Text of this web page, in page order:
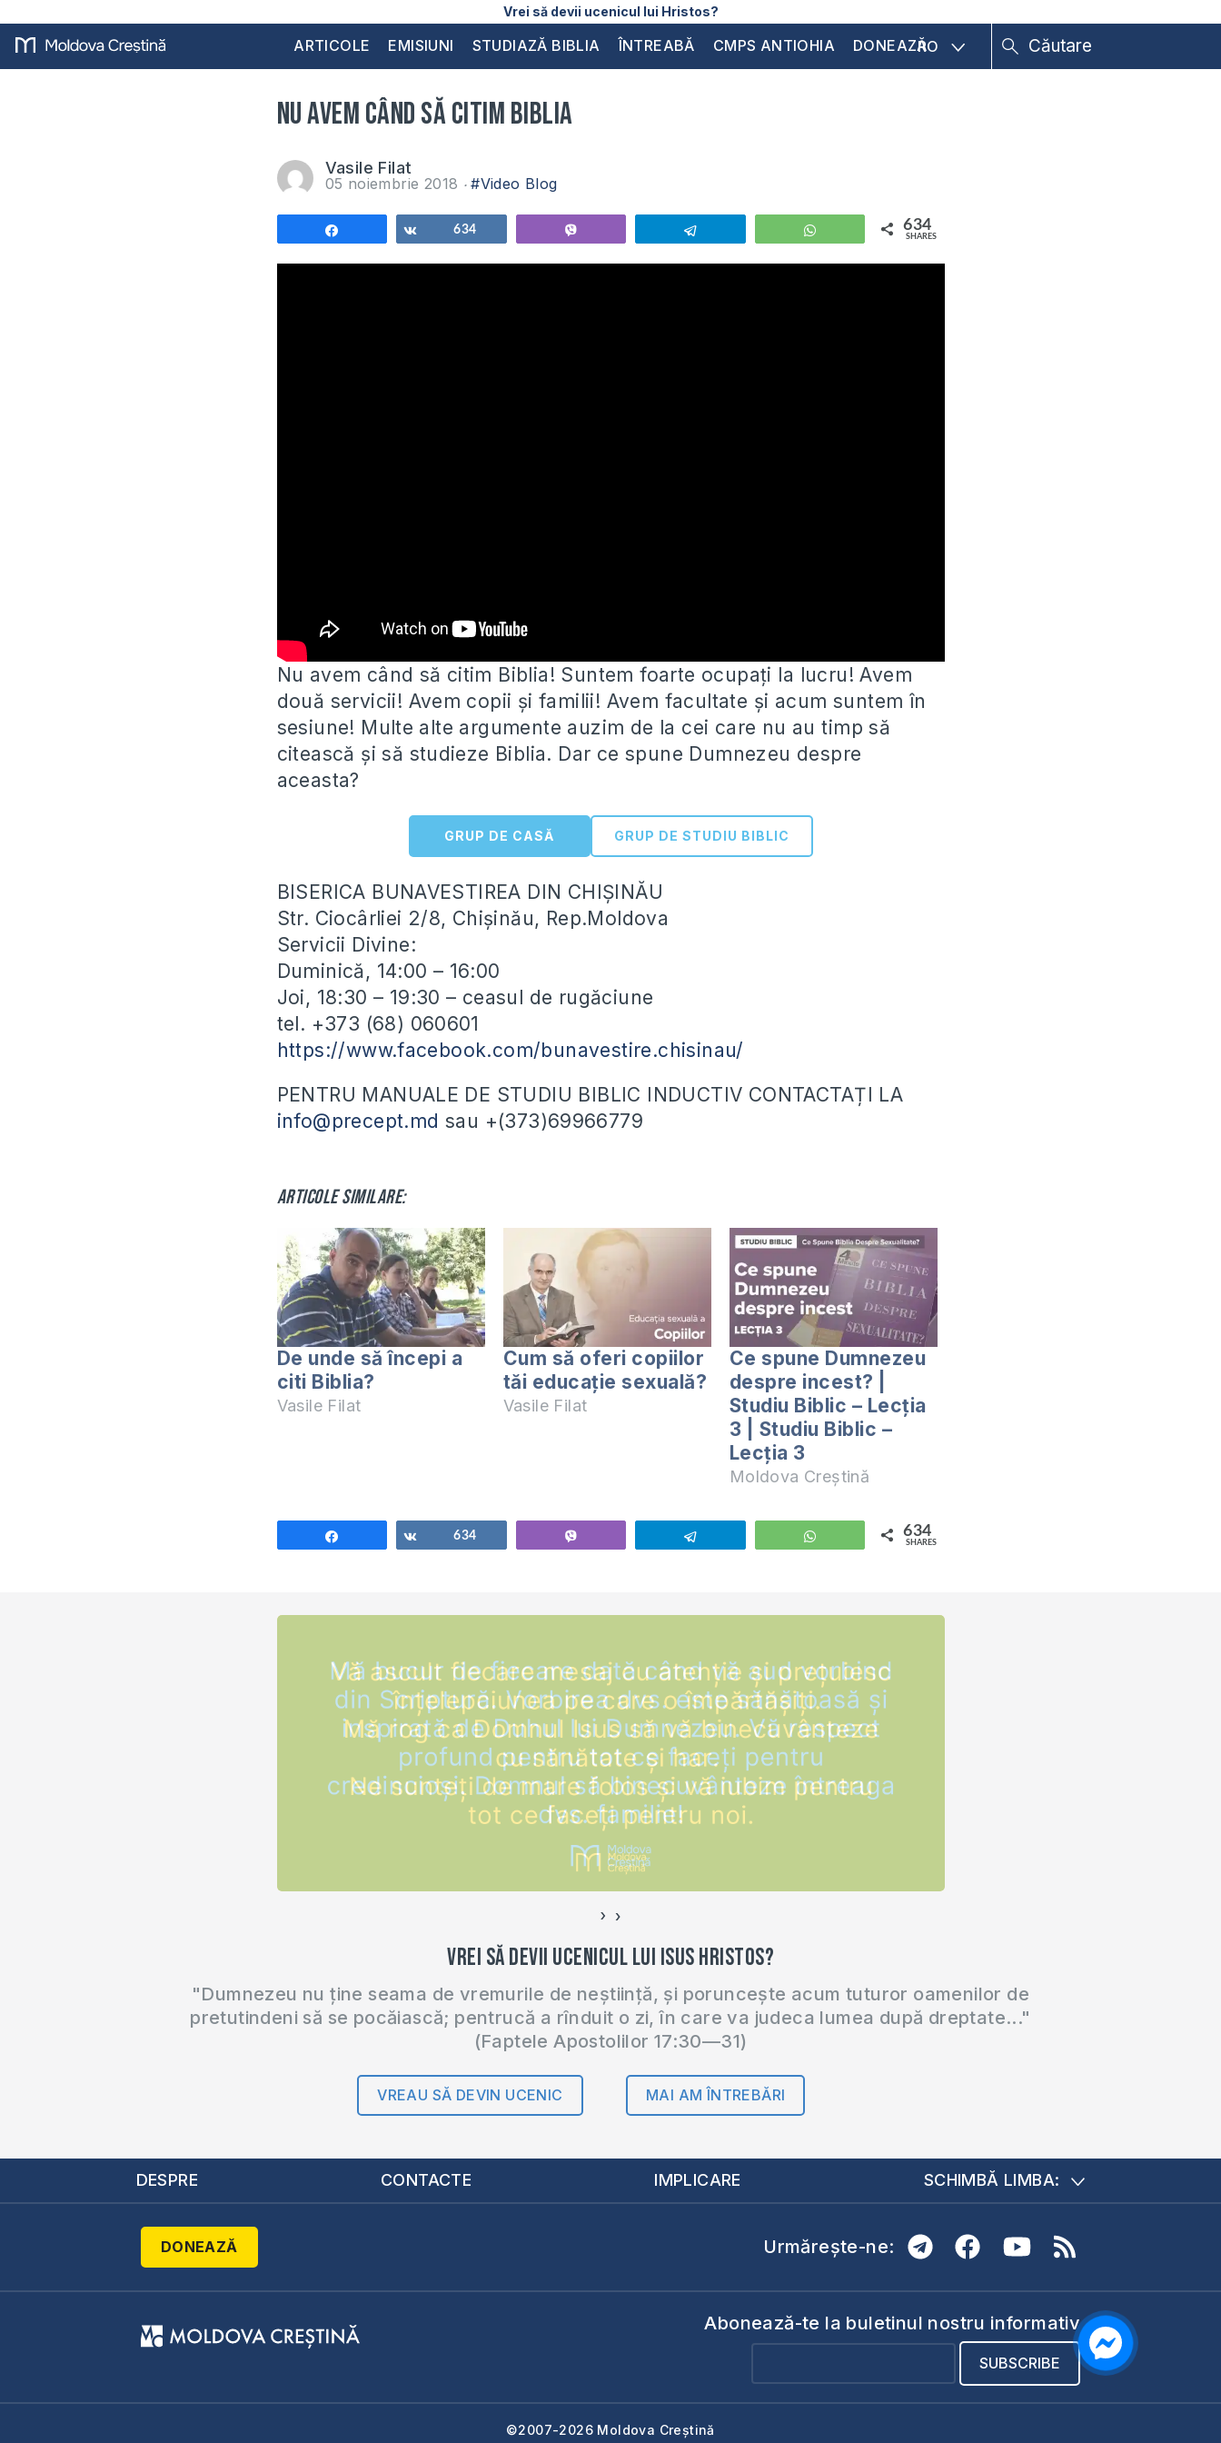
Vrei să devii ucenicul lui Hristos?
ARTICOLE EMISIUNI STUDIAZĂ BIBLIA ÎNTREABĂ CMPS ANTIOHIA DONEAZĂRO
Nu avem când să citim Biblia
Vasile Filat
05 noiembrie 2018 #Video Blog
Share634 WhatsApp 634
SHARES
Nu avem când să citim Biblia! Suntem foarte ocupați la lucru! Avem
două servicii! Avem copii și familii! Avem facultate și acum suntem în
sesiune! Multe alte argumente auzim de la cei care nu au timp să
citească și să studieze Biblia. Dar ce spune Dumnezeu despre
aceasta?
GRUP DE CASĂ GRUP DE STUDIU BIBLIC
BISERICA BUNAVESTIREA DIN CHIȘINĂU
Str. Ciocârliei 2/8, Chișinău, Rep.Moldova
Servicii Divine:
Duminică, 14:00 – 16:00
Joi, 18:30 – 19:30 – ceasul de rugăciune
tel. +373 (68) 060601
https://www.facebook.com/bunavestire.chisinau/
PENTRU MANUALE DE STUDIU BIBLIC INDUCTIV CONTACTAȚI LA
info@precept.md sau +(373)69966779
Articole similare:
De unde să începi a
citi Biblia?
Vasile Filat
Cum să oferi copiilor
tăi educație sexuală?
Vasile Filat
Ce spune Dumnezeu
despre incest? |
Studiu Biblic – Lecția
3 | Studiu Biblic –
Lecția 3
Moldova Creștină
Share634 WhatsApp 634
SHARES
‹ ›
Vrei să devii ucenicul lui Isus Hristos?
"Dumnezeu nu ține seama de vremurile de neștiință, și poruncește acum tuturor oamenilor de
pretutindeni să se pocăiască; pentrucă a rînduit o zi, în care va judeca lumea după dreptate..."
(Faptele Apostolilor 17:30—31)
VREAU SĂ DEVIN UCENIC MAI AM ÎNTREBĂRI
DESPRE CONTACTE IMPLICARE SCHIMBĂ LIMBA:
DONEAZĂ Urmărește-ne:
Abonează-te la buletinul nostru informativ
©2007-2026 Moldova Creștină